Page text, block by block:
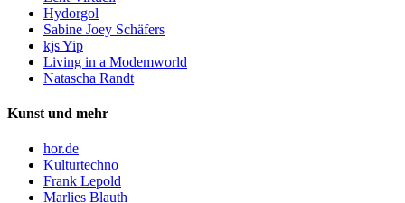
Hydorgol
Sabine Joey Schäfers
kjs Yip
Living in a Modemworld
Natascha Randt
Kunst und mehr
hor.de
Kulturtechno
Frank Lepold
Marlies Blauth